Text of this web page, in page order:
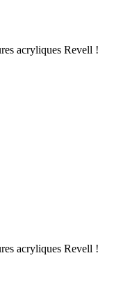
acryliques Revell !
acryliques Revell !